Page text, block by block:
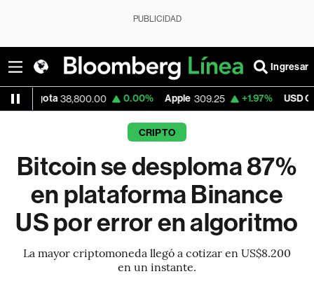
PUBLICIDAD
Ingresar
38,800.00 0.00% Apple 309.25 +1.97% USD COP 3,195.99
CRIPTO
Bitcoin se desploma 87%
en plataforma Binance
US por error en algoritmo
La mayor criptomoneda llegó a cotizar en US$8.200
en un instante.